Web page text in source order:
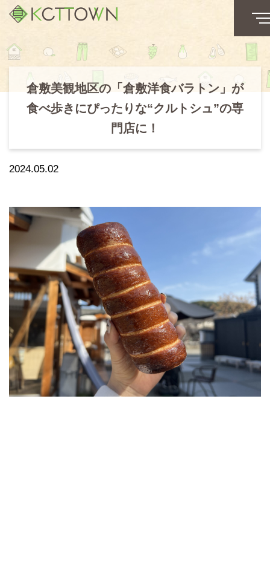
倉敷美観地区の「倉敷洋食バラトン」が
食べ歩きにぴったりな“クルトシュ”の専
門店に！
2024.05.02